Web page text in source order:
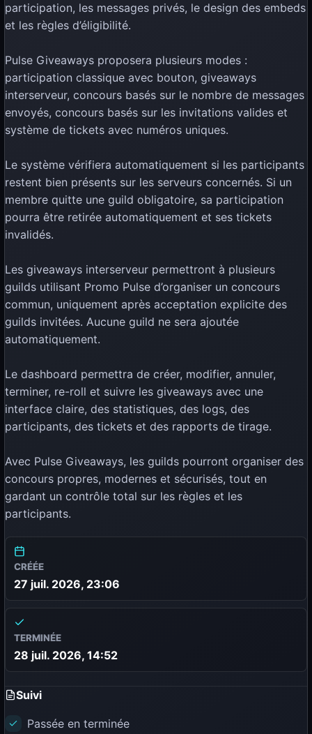
participation, les messages privés, le design des embeds
et les règles d’éligibilité.
Pulse Giveaways proposera plusieurs modes :
participation classique avec bouton, giveaways
interserveur, concours basés sur le nombre de messages
envoyés, concours basés sur les invitations valides et
système de tickets avec numéros uniques.
Le système vérifiera automatiquement si les participants
restent bien présents sur les serveurs concernés. Si un
membre quitte une guild obligatoire, sa participation
pourra être retirée automatiquement et ses tickets
invalidés.
Les giveaways interserveur permettront à plusieurs
guilds utilisant Promo Pulse d’organiser un concours
commun, uniquement après acceptation explicite des
guilds invitées. Aucune guild ne sera ajoutée
automatiquement.
Le dashboard permettra de créer, modifier, annuler,
terminer, re-roll et suivre les giveaways avec une
interface claire, des statistiques, des logs, des
participants, des tickets et des rapports de tirage.
Avec Pulse Giveaways, les guilds pourront organiser des
concours propres, modernes et sécurisés, tout en
gardant un contrôle total sur les règles et les
participants.
CRÉÉE
27 juil. 2026, 23:06
TERMINÉE
28 juil. 2026, 14:52
Suivi
Passée en terminée